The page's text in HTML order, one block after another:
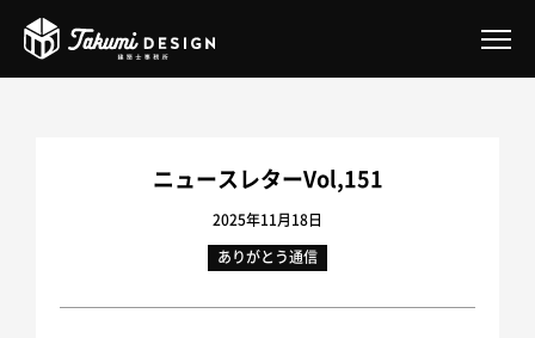
Takumiオフィスデザイン事業
Takumiのガレージハウスリノベーション
ニュースレターVol,151
2025年11月18日
ありがとう通信